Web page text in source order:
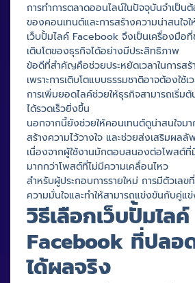
การทำการตลาดออนไลน์ในปัจจุบันจำเป็
ของคอนเทนต์และการสร้างความน่าสนใจ
เว็บปั้มไลค์ Facebook จึงเป็นเครื่องมือ
เติบโตของธุรกิจได้อย่างมีประสิทธิภาพ
ข้อดีที่สำคัญคือช่วยประหยัดเวลาในการส
เพราะการเติบโตแบบธรรมชาติอาจต้องใช้
การเพิ่มยอดไลค์ช่วยให้ธุรกิจสามารถเริ่
ได้รวดเร็วยิ่งขึ้น
นอกจากนี้ยังช่วยให้คอนเทนต์ดูน่าสนใจมา
สร้างความไว้วางใจ และช่วยส่งเสริมผล
เนื่องจากผู้ใช้งานมักตอบสนองต่อโพสต์
มากกว่าโพสต์ที่ไม่มีความเคลื่อนไหว
สำหรับผู้ประกอบการรายใหม่ การมีตัวเล
ความมั่นใจและทำให้สามารถแข่งขันกับคู่แ
วิธีเลือกเว็บปั้มไลค์
Facebook ที่ปลอ
ได้ผลจริง